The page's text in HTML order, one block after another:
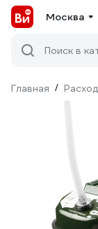
Москва
Поиск в
Главная /